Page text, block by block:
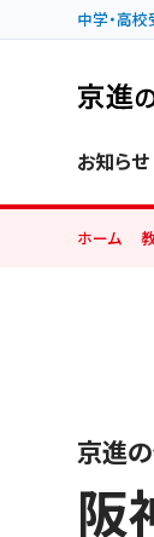
中学・高
お知らせ
ホーム
京進
阪